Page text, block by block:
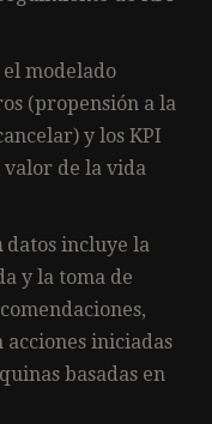
modelado
(propensión a la
y los KPI
de la vida
datos incluye la
y la toma de
acciones iniciadas
basadas en